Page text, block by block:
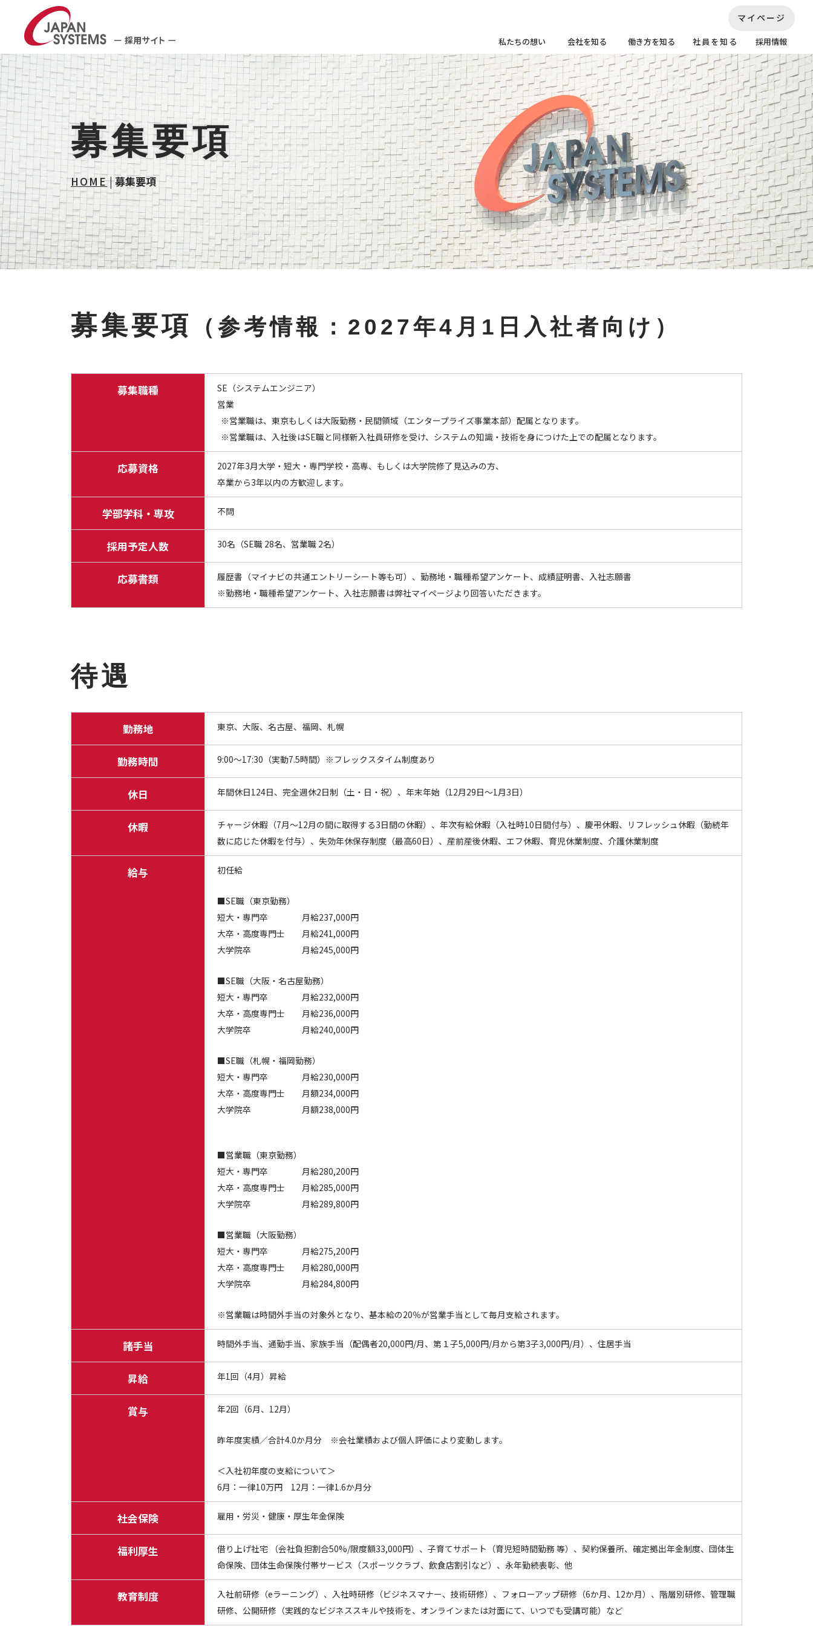
マイページ
私たちの想い 会社を知る 働き方を知る 社員を知る 採用情報
募集要項
HOME|募集要項
募集要項 （参考情報：2027年4月1日入社者向け）
募集職種
SE（システムエンジニア）
営業
※営業職は、東京もしくは大阪勤務・民間領域（エンタープライズ事業本部）配属となります。
※営業職は、入社後はSE職と同様新入社員研修を受け、システムの知識・技術を身につけた上での配属となります。
応募資格
2027年3月大学・短大・専門学校・高専、もしくは大学院修了見込みの方、
卒業から3年以内の方歓迎します。
学部学科・専攻 不問
採用予定人数 30名（SE職 28名、営業職 2名）
応募書類
履歴書（マイナビの共通エントリーシート等も可）、勤務地・職種希望アンケート、成績証明書、入社志願書
※勤務地・職種希望アンケート、入社志願書は弊社マイページより回答いただきます。
待遇
勤務地 東京、大阪、名古屋、福岡、札幌
勤務時間 9:00～17:30（実動7.5時間）※フレックスタイム制度あり
休日 年間休日124日、完全週休2日制（土・日・祝）、年末年始（12月29日～1月3日）
休暇
チャージ休暇（7月〜12月の間に取得する3日間の休暇）、年次有給休暇（入社時10日間付与）、慶弔休暇、リフレッシュ休暇（勤続年
数に応じた休暇を付与）、失効年休保存制度（最高60日）、産前産後休暇、エフ休暇、育児休業制度、介護休業制度
給与 初任給
■SE職（東京勤務）
短大・専門卒 月給237,000円
大卒・高度専門士 月給241,000円
大学院卒 月給245,000円
■SE職（大阪・名古屋勤務）
短大・専門卒 月給232,000円
大卒 ・高度専門士 月給236,000円
大学院卒 月給240,000円
■SE職（札幌・福岡勤務）
短大・専門卒 月給230,000円
大卒 ・高度専門士 月額234,000円
大学院卒 月額238,000円
■営業職（東京勤務）
短大・専門卒 月給280,200円
大卒 ・高度専門士 月給285,000円
大学院卒 月給289,800円
■営業職（大阪勤務）
短大・専門卒 月給275,200円
大卒・高度専門士 月給280,000円
大学院卒 月給284,800円
※営業職は時間外手当の対象外となり、基本給の20％が営業手当として毎月支給されます。
諸手当 時間外手当、通勤手当、家族手当（配偶者20,000円/月、第１子5,000円/月から第3子3,000円/月）、住居手当
昇給 年1回（4月）昇給
賞与 年2回（6月、12月）
昨年度実績／合計4.0か月分 ※会社業績および個人評価により変動します。
＜入社初年度の支給について＞
6月：一律10万円 12月：一律1.6か月分
社会保険 雇用・労災・健康・厚生年金保険
福利厚生
借り上げ社宅 （会社負担割合50%/限度額33,000円）、子育てサポート（育児短時間勤務 等）、契約保養所、確定拠出年金制度、団体生
命保険、団体生命保険付帯サービス（スポーツクラブ、飲食店割引など）、永年勤続表彰、他
教育制度
入社前研修（eラーニング）、入社時研修（ビジネスマナー、技術研修）、フォローアップ研修（6か月、12か月）、階層別研修、管理職
研修、公開研修（実践的なビジネススキルや技術を、オンラインまたは対面にて、いつでも受講可能）など